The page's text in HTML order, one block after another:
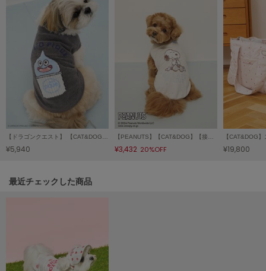
ルコックスポルティフ
LeSportsac
レスポートサック
LILY BROWN
リリーブラウン
LILY BROWN Lingerie
リリーブラウンランジェリー
LITTLE UNION TOKYO
リトルユニオン トウキョウ
made of Organics
ミースロエ
【ドラゴンクエスト】 【CAT&DOG】【販路限定】ジャガードプルオーバー
¥5,940
【PEANUTS】【CAT&DOG】【接触冷感】Coolingプルオーバー
¥3,432 20%OFF ¥19,800
関連記事
最近チェックした商品